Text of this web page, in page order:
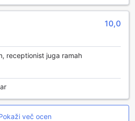
10,0
receptionist juga ramah
več ocen